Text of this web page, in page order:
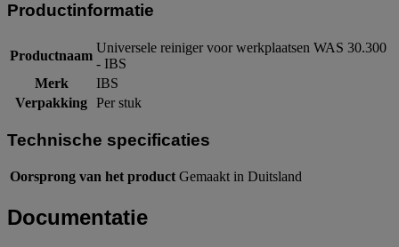
Productinformatie
Productnaam
Universele reiniger voor werkplaatsen WAS 30.300
- IBS
Merk
IBS
Verpakking Per stuk
Technische specificaties
Oorsprong van het product Gemaakt in Duitsland
Documentatie